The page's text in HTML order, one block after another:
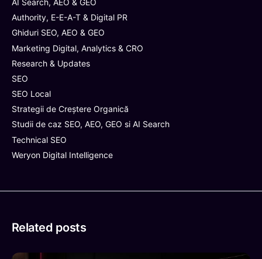
AI Search, AEO & GEO
Authority, E-E-A-T & Digital PR
Ghiduri SEO, AEO & GEO
Marketing Digital, Analytics & CRO
Research & Updates
SEO
SEO Local
Strategii de Creștere Organică
Studii de caz SEO, AEO, GEO si AI Search
Technical SEO
Weryon Digital Intelligence
Related posts